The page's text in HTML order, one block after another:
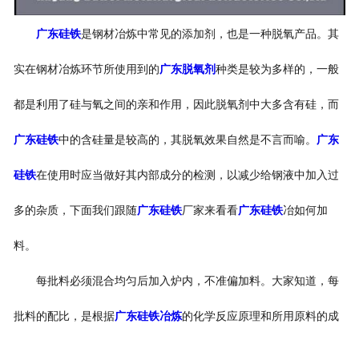
广东硅铁是钢材冶炼中常见的添加剂，也是一种脱氧产品。其
实在钢材冶炼环节所使用到的广东脱氧剂 种类是较为多样的，一般
都是利用了硅与氧之间的亲和作用，因此脱氧剂中大多含有硅，而
广东硅铁中的含硅量是较高的，其脱氧效果自然是不言而喻。 广东
硅铁在使用时应当做好其内部成分的检测，以减少给钢液中加入过
多的杂质，下面我们跟随广东硅铁厂家来看看广东硅铁冶如何加
料。
每批料必须混合均匀后加入炉内，不准偏加料。大家知道，每
批料的配比，是根据广东硅铁冶炼的化学反应原理和所用原料的成